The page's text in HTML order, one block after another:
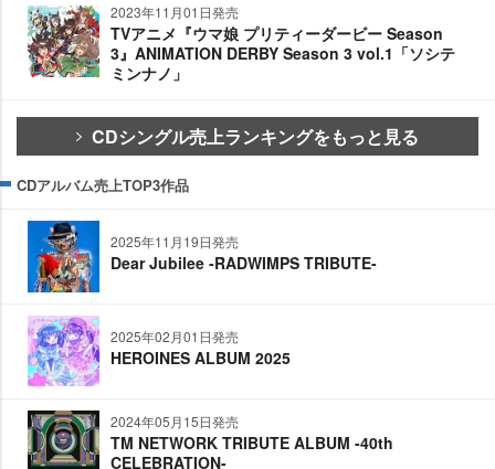
2023年11月01日発売
TVアニメ『ウマ娘 プリティーダービー Season
3』ANIMATION DERBY Season 3 vol.1「ソシテ
ミンナノ」
CDシングル売上ランキングをもっと見る
CDアルバム売上TOP3作品
2025年11月19日発売
Dear Jubilee -RADWIMPS TRIBUTE-
2025年02月01日発売
HEROINES ALBUM 2025
2024年05月15日発売
TM NETWORK TRIBUTE ALBUM -40th
CELEBRATION-